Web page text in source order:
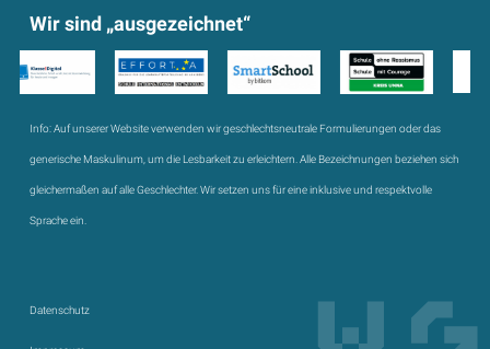
Wir sind „ausgezeichnet“
Info:Auf unserer Website verwenden wir geschlechtsneutrale Formulierungen oder das
generische Maskulinum, um die Lesbarkeit zu erleichtern. Alle Bezeichnungen beziehen sich
gleichermaßen auf alle Geschlechter. Wir setzen uns für eine inklusive und respektvolle
Sprache ein.
Datenschutz